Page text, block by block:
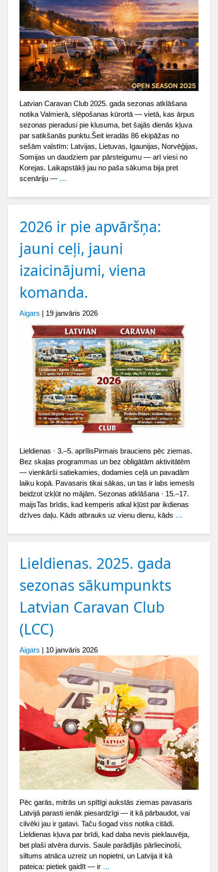
Latvian Caravan Club 2025. gada sezonas atklāšana
notika Valmierā, slēpošanas kūrortā — vietā, kas ārpus
sezonas pieradusi pie klusuma, bet šajās dienās kļuva
par satikšanās punktu.Šeit ieradās 86 ekipāžas no
sešām valstīm: Latvijas, Lietuvas, Igaunijas, Norvēģijas,
Somijas un daudziem par pārsteigumu — arī viesi no
Korejas. Laikapstākļi jau no paša sākuma bija pret
scenāriju — …
2026 ir pie apvāršņa:
jauni ceļi, jauni
izaicinājumi, viena
komanda.
Aigars | 19 janvāris 2026
Lieldienas · 3.–5. aprīlisPirmais brauciens pēc ziemas.
Bez skaļas programmas un bez obligātām aktivitātēm
— vienkārši satiekamies, dodamies ceļā un pavadām
laiku kopā. Pavasaris tikai sākas, un tas ir labs iemesls
beidzot izkļūt no mājām. Sezonas atklāšana · 15.–17.
maijsTas brīdis, kad kemperis atkal kļūst par ikdienas
dzīves daļu. Kāds atbrauks uz vienu dienu, kāds …
Lieldienas. 2025. gada
sezonas sākumpunkts
Latvian Caravan Club
(LCC)
Aigars | 10 janvāris 2026
Pēc garās, mitrās un spītīgi aukstās ziemas pavasaris
Latvijā parasti ienāk piesardzīgi — it kā pārbaudot, vai
cilvēki jau ir gatavi. Taču šogad viss notika citādi.
Lieldienas kļuva par brīdi, kad daba nevis pieklauvēja,
bet plaši atvēra durvis. Saule parādījās pārliecinoši,
siltums atnāca uzreiz un nopietni, un Latvija it kā
pateica: pietiek gaidīt — ir …